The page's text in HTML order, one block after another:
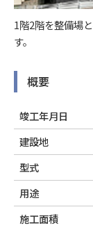
1階2階を整備場
す。
概要
竣工年月日
建設地
型式
用途
施工面積